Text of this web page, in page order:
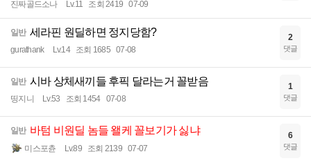
진짜골드소나 Lv.11 조회 2419 07-09
일반 세라핀 원딜하면 정지당함?
gurathank Lv.14 조회 1685 07-08
2
댓글
일반 시바 상체새끼들 후픽 달라는거 꼴받음
띵지니 Lv.53 조회 1454 07-08
1
댓글
일반 바텀 비원딜 놈들 왤케 꼴보기가 싫냐
미스포츈 Lv.89 조회 2139 07-07
6
댓글